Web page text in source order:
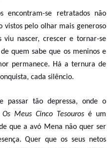
encontram-se retratados não
vistos pelo olhar mais generoso
nascer, crescer e tornar-se
quem sabe que os meninos e
permanece. Há a ternura de
cada silêncio.
passar tão depressa, onde o
Os Meus Cinco Tesouros é um
que a avó Mena não quer ser
Quer que os seus netos